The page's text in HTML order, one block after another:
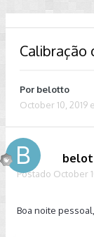
Calibração
Por belotto
October 10, 2019
Postado October
Boa noite pessoal,